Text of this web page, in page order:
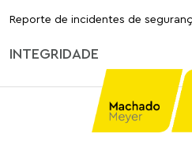
Reporte de incidentes de
INTEGRIDADE